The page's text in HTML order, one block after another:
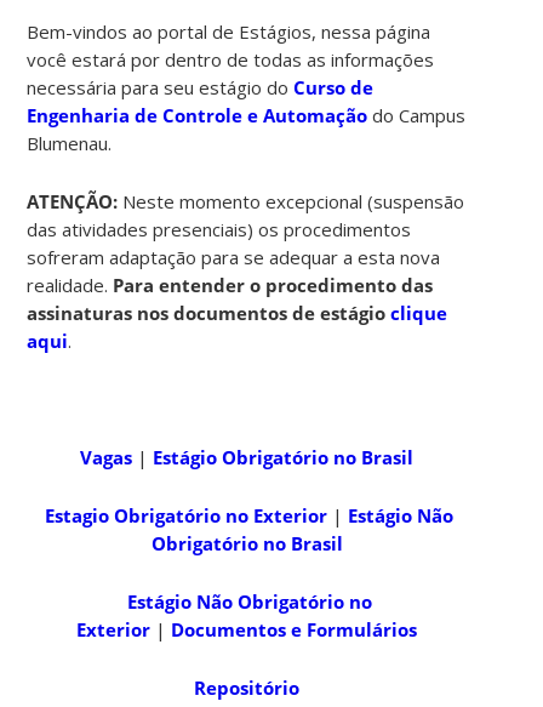
Bem-vindos ao portal de Estágios, nessa página
você estará por dentro de todas as informações
necessária para seu estágio doCurso de
Engenharia de Controle e Automação do Campus
Blumenau.
ATENÇÃO: Neste momento excepcional (suspensão
das atividades presenciais) os procedimentos
sofreram adaptação para se adequar a esta nova
realidade. Para entender o procedimento das
assinaturas nos documentos de estágio clique
aqui.
Vagas | Estágio Obrigatório no Brasil
Estagio Obrigatório no Exterior | Estágio Não
Obrigatório no Brasil
Estágio Não Obrigatório no
Exterior | Documentos e Formulários
Repositório